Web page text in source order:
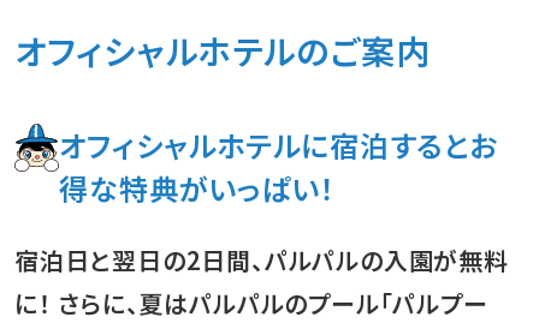
オフィシャルホテルのご案内
オフィシャルホテルに宿泊するとお
得な特典がいっぱい！
宿泊日と翌日の2日間、パルパルの入園が無料
に！ さらに、夏はパルパルのプール「パルプー